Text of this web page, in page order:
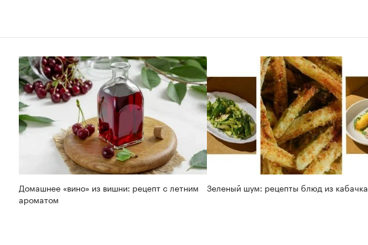
Домашнее «вино» из вишни: рецепт с летним
ароматом
Зеленый шум: рецепты блюд из кабачка